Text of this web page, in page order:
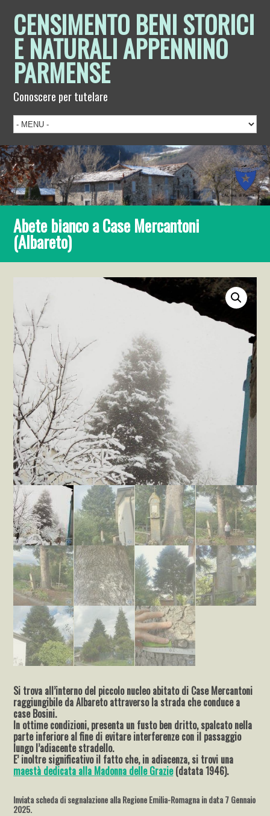
CENSIMENTO BENI STORICI
E NATURALI APPENNINO
PARMENSE
Conoscere per tutelare
Abete bianco a Case Mercantoni
(Albareto)
Si trova all’interno del piccolo nucleo abitato di Case Mercantoni
raggiungibile da Albareto attraverso la strada che conduce a
case Bosini.
In ottime condizioni, presenta un fusto ben dritto, spalcato nella
parte inferiore al fine di evitare interferenze con il passaggio
lungo l’adiacente stradello.
E’ inoltre significativo il fatto che, in adiacenza, si trovi una
maestà dedicata alla Madonna delle Grazie(datata 1946).
Inviata scheda di segnalazione alla Regione Emilia-Romagna in data 7 Gennaio
2025.